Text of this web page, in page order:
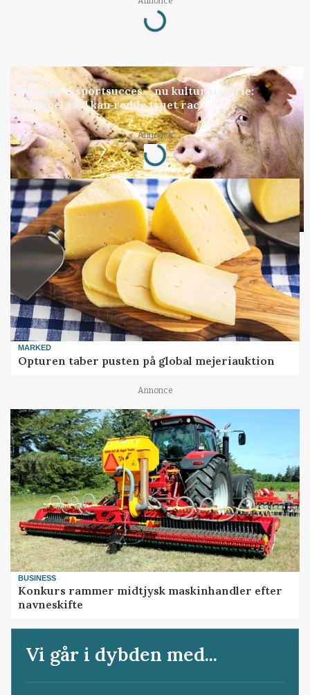
Loading...
GRISE
Engang eksportsucces – nu kulturhistorie:
Gammel sæd kan redde truet race
Annonce
Loading...
MARKED
Opturen taber pusten på global mejeriauktion
Annonce
BUSINESS
Konkurs rammer midtjysk maskinhandler efter
navneskifte
Vi går i dybden med...